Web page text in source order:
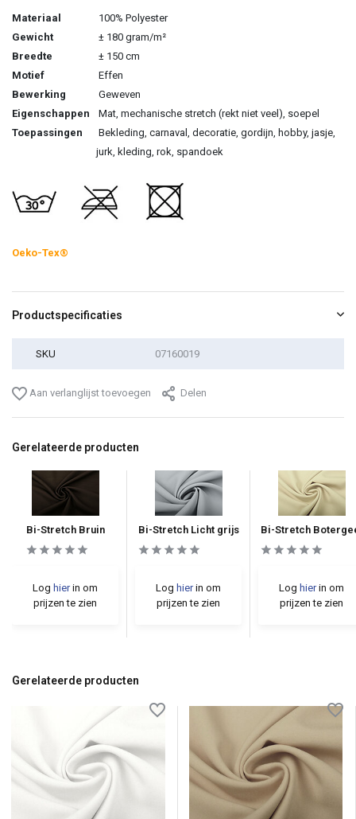
Materiaal
100% Polyester
Gewicht
± 180 gram/m²
Breedte
± 150 cm
Motief
Effen
Bewerking
Geweven
Eigenschappen
Mat, mechanische stretch (rekt niet veel), soepel
Toepassingen
Bekleding, carnaval, decoratie, gordijn, hobby, jasje,
jurk, kleding, rok, spandoek
Oeko-Tex®
Productspecificaties
SKU 07160019
Aan verlanglijst toevoegen Delen
Gerelateerde producten
Bi-Stretch Bruin
Log hierin om
prijzen te zien
Bi-Stretch Licht grijs
Log hierin om
prijzen te zien
Bi-Stretch
Log hierin om
prijzen te zien
Gerelateerde producten